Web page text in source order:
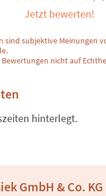
Jetzt bewerten!
sind subjektive Meinungen
nicht auf
hinterlegt.
GmbH & Co. KG